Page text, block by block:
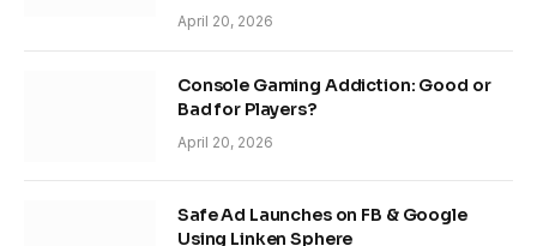
April 20, 2026
Console Gaming Addiction: Good or
Bad for Players?
April 20, 2026
Safe Ad Launches on FB & Google
Using Linken Sphere